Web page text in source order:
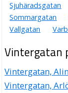
Sjuhäradsgatan
Sommargatan
Vallgatan
Vintergatan
Vintergatan,
Vintergatan,